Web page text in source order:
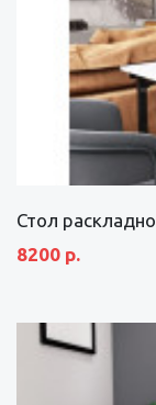
Стол
8200 р.